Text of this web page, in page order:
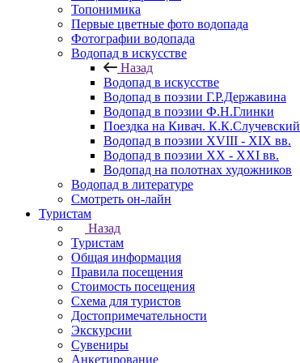
Топонимика
Первые цветные фото водопада
Фотографии водопада
Водопад в искусстве
Назад
Водопад в искусстве
Водопад в поэзии Г.Р.Державина
Водопад в поэзии Ф.Н.Глинки
Поездка на Кивач. К.К.Случевский
Водопад в поэзии XVIII - XIX вв.
Водопад в поэзии XX - XXI вв.
Водопад на полотнах художников
Водопад в литературе
Смотреть он-лайн
Туристам
Назад
Туристам
Общая информация
Правила посещения
Стоимость посещения
Схема для туристов
Достопримечательности
Экскурсии
Сувениры
Анкетирование